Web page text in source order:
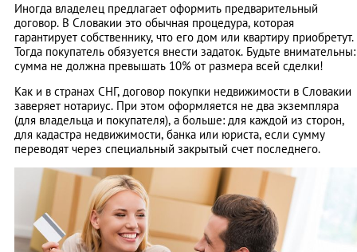
Иногда владелец предлагает оформить предварительный
договор. В Словакии это обычная процедура, которая
гарантирует собственнику, что его дом или квартиру приобретут.
Тогда покупатель обязуется внести задаток. Будьте внимательны:
сумма не должна превышать 10% от размера всей сделки!
Как и в странах СНГ, договор покупки недвижимости в Словакии
заверяет нотариус. При этом оформляется не два экземпляра
(для владельца и покупателя), а больше: для каждой из сторон,
для кадастра недвижимости, банка или юриста, если сумму
переводят через специальный закрытый счет последнего.